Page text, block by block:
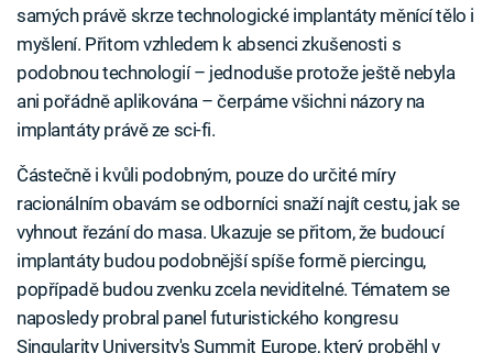
samých právě skrze technologické implantáty měnící tělo i
myšlení. Přitom vzhledem k absenci zkušenosti s
podobnou technologií – jednoduše protože ještě nebyla
ani pořádně aplikována – čerpáme všichni názory na
implantáty právě ze sci-fi.
Částečně i kvůli podobným, pouze do určité míry
racionálním obavám se odborníci snaží najít cestu, jak se
vyhnout řezání do masa. Ukazuje se přitom, že budoucí
implantáty budou podobnější spíše formě piercingu,
popřípadě budou zvenku zcela neviditelné. Tématem se
naposledy probral panel futuristického kongresu
Singularity University's Summit Europe, který proběhl v